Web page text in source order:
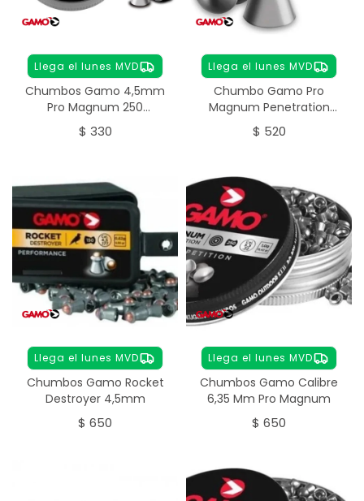
Llega el lunes MVD
Chumbos Gamo 4,5mm
Pro Magnum 250
unidades
$ 330
Llega el lunes MVD
Chumbo Gamo Pro
Magnum Penetration
5.5mm 250 unidades
$ 520
Llega el lunes MVD
Chumbos Gamo Rocket
Destroyer 4,5mm
$ 650
Llega el lunes MVD
Chumbos Gamo Calibre
6,35 Mm Pro Magnum
$ 650